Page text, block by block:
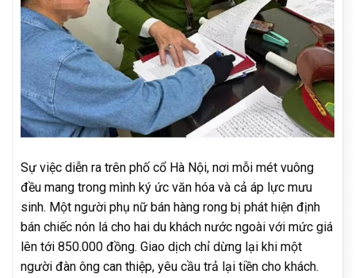
Sự việc diễn ra trên phố cổ Hà Nội, nơi mỗi mét vuông
đều mang trong mình ký ức văn hóa và cả áp lực mưu
sinh. Một người phụ nữ bán hàng rong bị phát hiện định
bán chiếc nón lá cho hai du khách nước ngoài với mức giá
lên tới 850.000 đồng. Giao dịch chỉ dừng lại khi một
người đàn ông can thiệp, yêu cầu trả lại tiền cho khách.